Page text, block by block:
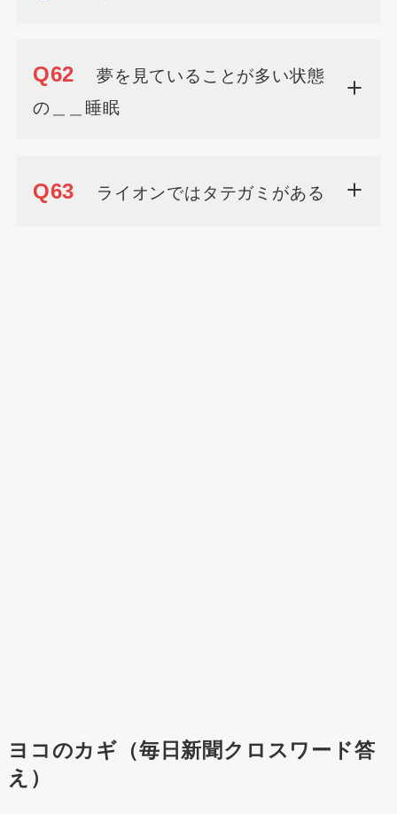
Q62
夢を見ていることが多い状態
の＿＿睡眠
Q63 ライオンではタテガミがある
ヨコのカギ（毎日新聞クロスワード答
え）